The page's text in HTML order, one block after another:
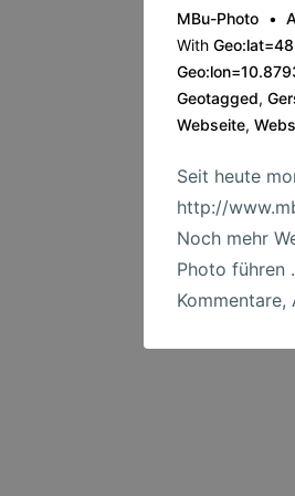
MBu-Photo
With
Geotagged,
Webseite,
Seit heute
http://
Noch mehr
Photo führen
Kommentare,